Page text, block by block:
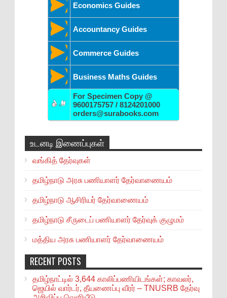
Economics Guides
Accountancy Guides
Commerce Guides
Business Maths Guides
For Specimen Copy @
9600175757 / 8124201000
orders@surabooks.com
உடனடி இணைப்புகள்
வங்கித் தேர்வுகள்
தமிழ்நாடு அரசு பணியாளர் தேர்வாணையம்
தமிழ்நாடு ஆசிரியர் தேர்வாணையம்
தமிழ்நாடு சீருடைப் பணியாளர் தேர்வுக் குழுமம்
மத்திய அரசு பணியாளர் தேர்வாணையம்
RECENT POSTS
தமிழ்நாட்டில் 3,644 காலிப்பணியிடங்கள்; காவலர்,
ஜெயில் வார்டர், தீயணைப்பு வீரர் – TNUSRB தேர்வு